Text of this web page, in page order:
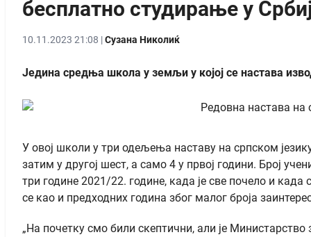
бесплатно студирање у
10.11.2023 21:08 |Сузана Николиќ
Једина средња школа у земљи у којој се настава
У овој школи у три одељења наставу на српском
затим у другој шест, а само 4 у првој години. Број
три године 2021/22. године, када је све почело и
се као и предходних година због малог броја
„На почетку смо били скептични, али је